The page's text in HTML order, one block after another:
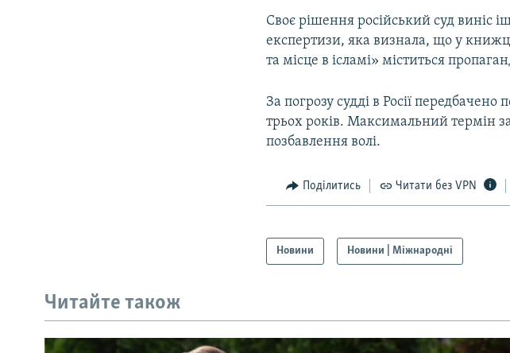
Своє рішення російський суд виніс
експертизи, яка визнала, що у
та місце в ісламі» міститься
За погрозу судді в Росії
трьох років. Максимальний термін
позбавлення волі.
Поділитись Читати без VPN
Новини Новини | Міжнародні
Читайте також